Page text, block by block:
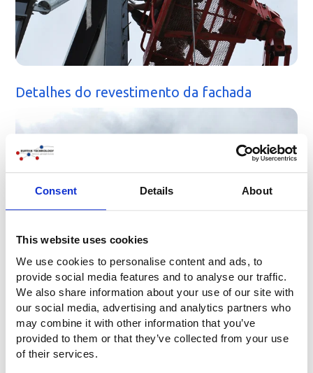
Consent Details About
This website uses cookies
We use cookies to personalise content and ads, to
provide social media features and to analyse our traffic.
We also share information about your use of our site with
our social media, advertising and analytics partners who
may combine it with other information that you’ve
provided to them or that they’ve collected from your use
of their services.
Detalhes do revestimento da fachada